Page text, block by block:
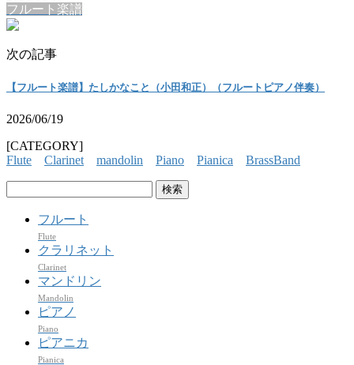
フルート楽譜
次の記事
【フルート楽譜】たしかなこと（小田和正）（フルートピアノ伴奏）
2026/06/19
[CATEGORY]
Flute
Clarinet mandolin Piano Pianica
BrassBand
フルート
Flute
クラリネット
Clarinet
マンドリン
Mandolin
ピアノ
Piano
ピアニカ
Pianica